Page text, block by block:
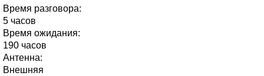
Время разговора:
5 часов
Время ожидания:
190 часов
Антенна:
Внешняя